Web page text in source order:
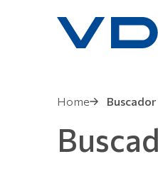
Home Buscador